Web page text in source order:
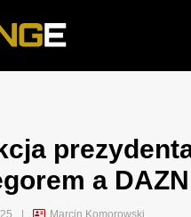
a DAZN
| Marcin Komorowski